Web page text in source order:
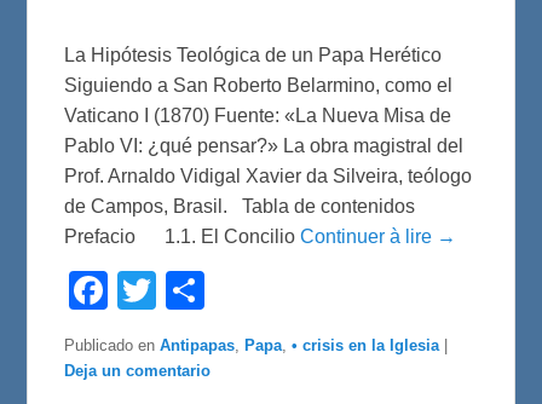
La Hipótesis Teológica de un Papa Herético
Siguiendo a San Roberto Belarmino, como el
Vaticano I (1870) Fuente: «La Nueva Misa de
Pablo VI: ¿qué pensar?» La obra magistral del
Prof. Arnaldo Vidigal Xavier da Silveira, teólogo
de Campos, Brasil. Tabla de contenidos
Prefacio 1.1. El ConcilioContinuer à lire →
F
e
b
o
T
t
e
p
a
r
Publicado en Antipapas, Papa,• crisis en la Iglesia
Deja un comentario